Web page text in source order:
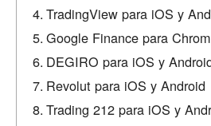
TradingView para iOS y
Google Finance para
DEGIRO para iOS y
Revolut para iOS y Android
Trading 212 para iOS y